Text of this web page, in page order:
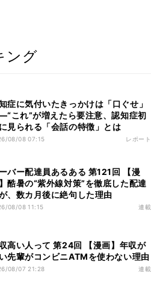
ング
症に気付いたきっかけは「口ぐせ」
これ”が増えたら要注意、認知症初
見られる「会話の特徴」とは
08/08 07:15 レポート
バー配達員あるある 第121回 【漫
酷暑の“紫外線対策”を徹底した配達
、数カ月後に絶句した理由
08/08 11:15 連載
高い人って 第24回 【漫画】年収が
先輩がコンビニATMを使わない理由
08/07 21:28 連載